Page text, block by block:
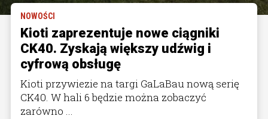
NOWOŚCI
Kioti zaprezentuje nowe ciągniki
CK40. Zyskają większy udźwig i
cyfrową obsługę
Kioti przywiezie na targi GaLaBau nową serię
CK40. W hali 6 będzie można zobaczyć
zarówno ...